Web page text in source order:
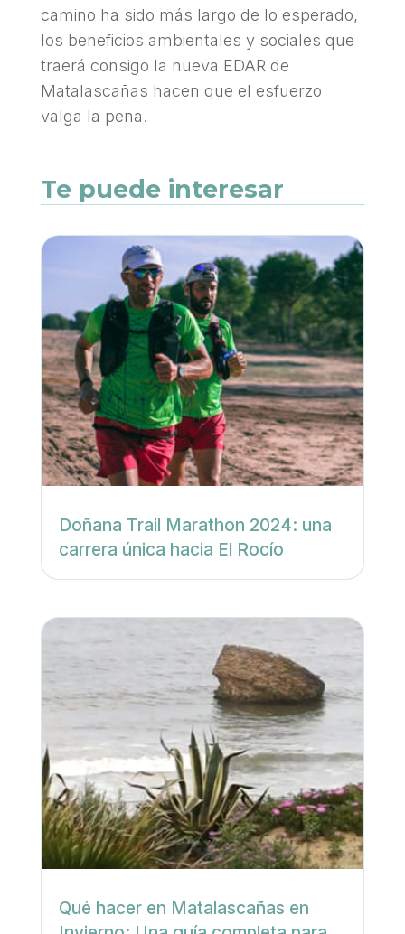
camino ha sido más largo de lo esperado,
los beneficios ambientales y sociales que
traerá consigo la nueva EDAR de
Matalascañas hacen que el esfuerzo
valga la pena.
Te puede interesar
Doñana Trail Marathon 2024: una
carrera única hacia El Rocío
Qué hacer en Matalascañas en